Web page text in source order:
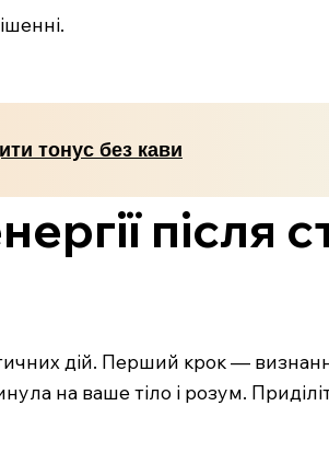
тонус без кави
після
дій. Перший крок —
на ваше тіло і розум.